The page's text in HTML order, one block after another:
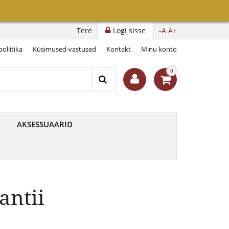
-A A+
Logi sisse
Tere
Küsimused-vastused Kontakt Minu konto
0
AKSESSUAARID